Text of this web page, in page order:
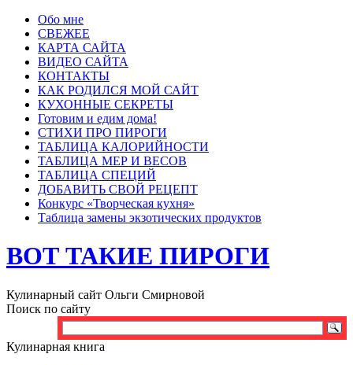
Обо мне
СВЕЖЕЕ
КАРТА САЙТА
ВИДЕО САЙТА
КОНТАКТЫ
КАК РОДИЛСЯ МОЙ САЙТ
КУХОННЫЕ СЕКРЕТЫ
Готовим и едим дома!
СТИХИ ПРО ПИРОГИ
ТАБЛИЦА КАЛОРИЙНОСТИ
ТАБЛИЦА МЕР И ВЕСОВ
ТАБЛИЦА СПЕЦИЙ
ДОБАВИТЬ СВОЙ РЕЦЕПТ
Конкурс «Творческая кухня»
Таблица замены экзотических продуктов
ВОТ ТАКИЕ ПИРОГИ
Кулинарный сайт Ольги Смирновой
Поиск по сайту
Кулинарная книга